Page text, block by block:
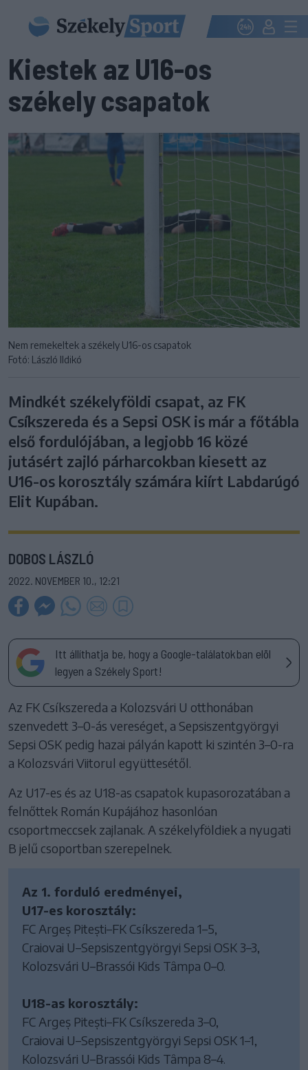
Kiestek az U16-os
székely csapatok
Nem remekeltek a székely U16-os csapatok
Fotó: László Ildikó
Mindkét székelyföldi csapat, az FK
Csíkszereda és a Sepsi OSK is már a főtábla
első fordulójában, a legjobb 16 közé
jutásért zajló párharcokban kiesett az
U16-os korosztály számára kiírt Labdarúgó
Elit Kupában.
DOBOS LÁSZLÓ
2022. NOVEMBER 10., 12:21
Itt állíthatja be, hogy a Google-találatokban elöl
legyen a Székely Sport!
Az FK Csíkszereda a Kolozsvári U otthonában
szenvedett 3–0-ás vereséget, a Sepsiszentgyörgyi
Sepsi OSK pedig hazai pályán kapott ki szintén 3–0-ra
a Kolozsvári Viitorul együttesétől.
Az U17-es és az U18-as csapatok kupasorozatában a
felnőttek Román Kupájához hasonlóan
csoportmeccsek zajlanak. A székelyföldiek a nyugati
B jelű csoportban szerepelnek.
Az 1. forduló eredményei,
U17-es korosztály:
FC Argeș Pitești–FK Csíkszereda 1–5,
Craiovai U–Sepsiszentgyörgyi Sepsi OSK 3–3,
Kolozsvári U–Brassói Kids Tâmpa 0–0.
U18-as korosztály:
FC Argeș Pitești–FK Csíkszereda 3–0,
Craiovai U–Sepsiszentgyörgyi Sepsi OSK 1–1,
Kolozsvári U–Brassói Kids Tâmpa 8–4.